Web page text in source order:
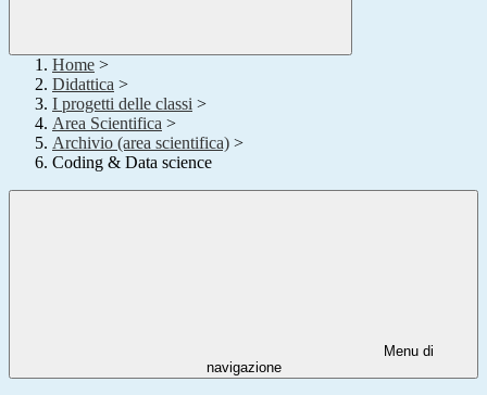
Home >
Didattica >
I progetti delle classi >
Area Scientifica >
Archivio (area scientifica) >
Coding & Data science
Menu di
navigazione